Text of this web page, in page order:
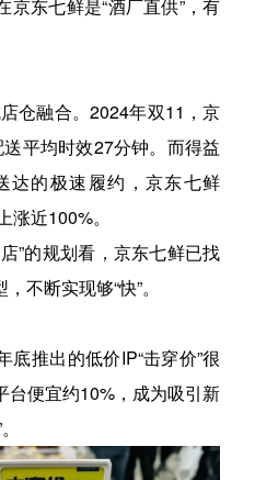
东七鲜是“酒厂直供”，有
仓融合。2024年双11，京
平均时效27分钟。而得益
达的极速履约，京东七鲜
近100%。
”的规划看，京东七鲜已找
不断实现够“快”。
推出的低价IP“击穿价”很
台便宜约10%，成为吸引新